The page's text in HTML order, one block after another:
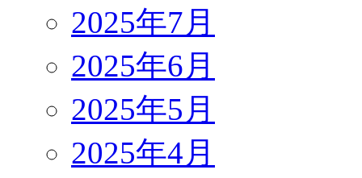
2025年7月
2025年6月
2025年5月
2025年4月